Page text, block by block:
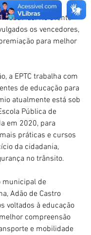
e Cisne Branco),
No evento
os vencedores,
para melhor
a EPTC trabalha com
de educação para
atualmente está sob
Pública de
em 2020, para
práticas e cursos
da cidadania,
no trânsito.
municipal de
Adão de Castro
voltados à educação
compreensão
e mobilidade